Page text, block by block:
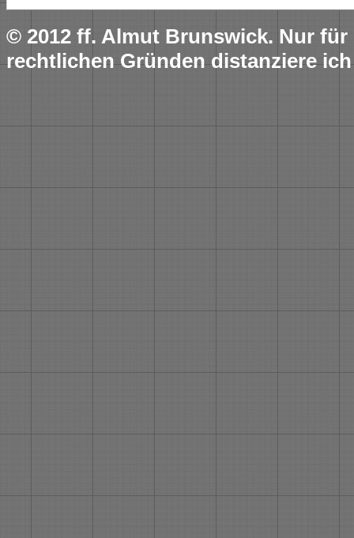
© 2012 ff. Almut Brunswick. Nur
rechtlichen Gründen distanziere